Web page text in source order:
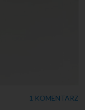
1 KOMENTARZ